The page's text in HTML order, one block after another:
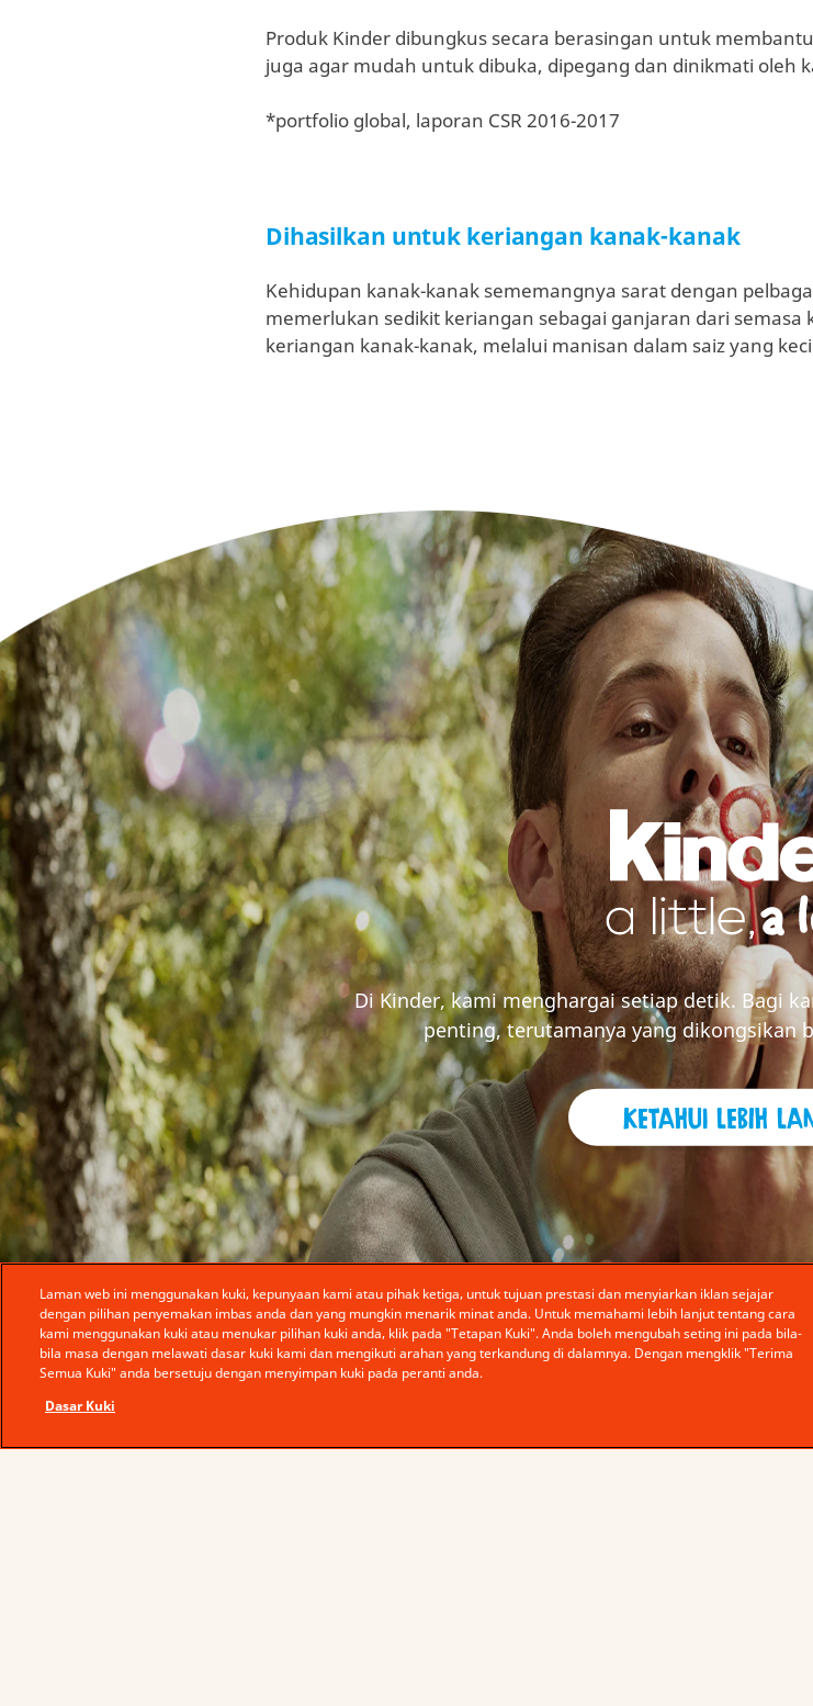
Produk Kinder dibungkus secara berasingan untuk
juga agar mudah untuk dibuka, dipegang dan dinikmati oleh
*portfolio global, laporan CSR 2016-2017
Dihasilkan untuk keriangan kanak-kanak
Kehidupan kanak-kanak sememangnya sarat dengan
memerlukan sedikit keriangan sebagai ganjaran dari
keriangan kanak-kanak, melalui manisan dalam saiz yang
Di Kinder, kami menghargai setiap detik. Bagi
penting, terutamanya yang dikongsikan
Ketahui lebih
Laman web ini menggunakan kuki, kepunyaan kami atau pihak ketiga, untuk tujuan prestasi dan menyiarkan iklan sejajar
dengan pilihan penyemakan imbas anda dan yang mungkin menarik minat anda. Untuk memahami lebih lanjut tentang cara
kami menggunakan kuki atau menukar pilihan kuki anda, klik pada "Tetapan Kuki". Anda boleh mengubah seting ini pada bila-
bila masa dengan melawati dasar kuki kami dan mengikuti arahan yang terkandung di dalamnya. Dengan mengklik "Terima
Semua Kuki" anda bersetuju dengan menyimpan kuki pada peranti anda.
Dasar Kuki